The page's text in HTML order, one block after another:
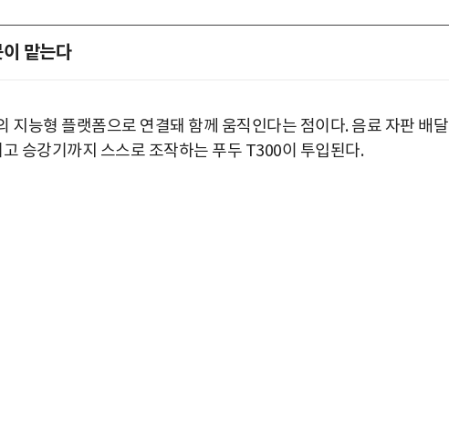
맡는다
지능형 플랫폼으로 연결돼 함께 움직인다는 점이다. 음료 자판 배달
승강기까지 스스로 조작하는 푸두 T300이 투입된다.